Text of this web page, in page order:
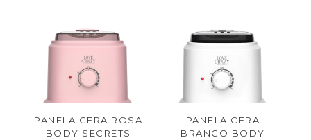
PANELA CERA ROSA
BODY SECRETS
PANELA CERA
BRANCO BODY